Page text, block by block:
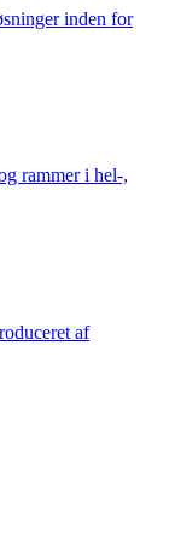
inden for
rammer i hel-,
af